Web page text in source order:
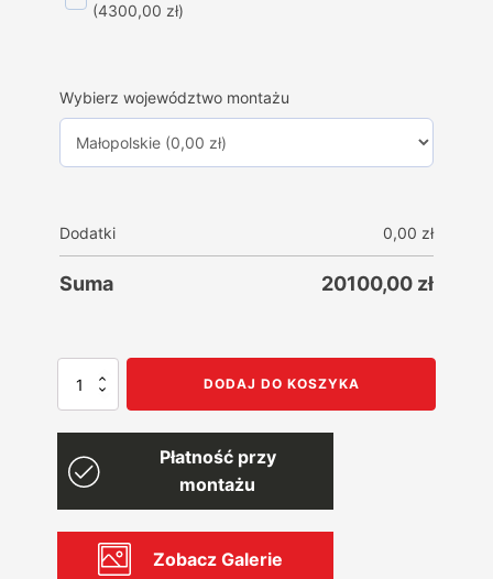
(4300,00 zł)
Wybierz województwo montażu
Dodatki 0,00 zł
Suma 20100,00 zł
ilość
podwyższony
DODAJ DO KOSZYKA
Płatność przy
montażu
Zobacz Galerie